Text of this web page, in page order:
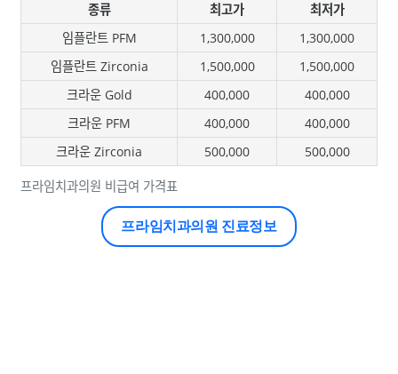
프라임치과의원 비급여 가격표
종류 최고가
최저가
임플란트 PFM
1,300,000
1,300,000
임플란트 Zirconia
1,500,000
1,500,000
크라운 Gold
400,000
400,000
크라운 PFM
400,000
400,000
크라운 Zirconia
500,000 500,000
프라임치과의원 진료정보